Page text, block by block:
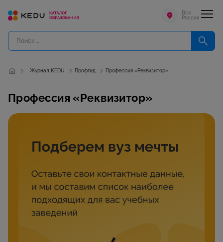
Вся
Россия
Журнал KEDU Профгид Профессия «Реквизитор»
Профессия «Реквизитор»